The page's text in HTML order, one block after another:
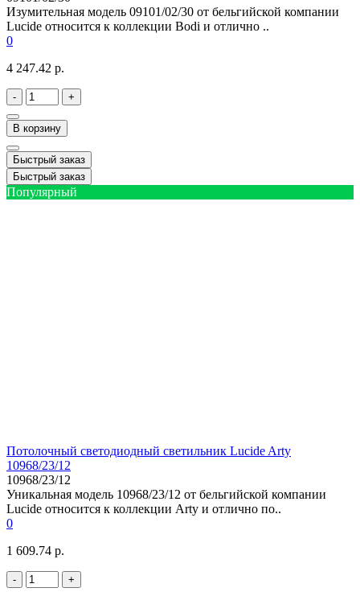
Изумительная модель 09101/02/30 от бельгийской компании
Lucide относится к коллекции Bodi и отлично ..
0
4 247.42 р.
- +
В корзину
Быстрый заказ
Быстрый заказ
Популярный
Потолочный светодиодный светильник Lucide Arty
10968/23/12
10968/23/12
Уникальная модель 10968/23/12 от бельгийской компании
Lucide относится к коллекции Arty и отлично по..
0
1 609.74 р.
- +